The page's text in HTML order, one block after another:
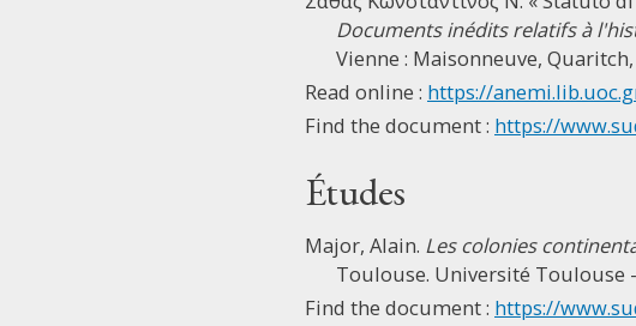
Documents inédits relatifs à
Vienne : Maisonneuve,
Read online : https://
Find the document : https://
Études
Major, Alain. Les colonies
Toulouse. Université Toulouse -
Find the document : https://